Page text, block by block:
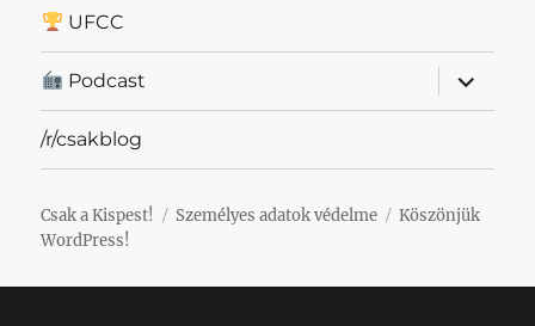
UFCC
Podcast
almenü
/r/csakblog
Csak a Kispest! Személyes adatok védelme
Köszönjük
WordPress!